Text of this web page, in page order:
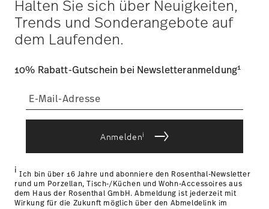
Halten Sie sich über Neuigkeiten,
Trends und Sonderangebote auf
dem Laufenden.
10% Rabatt-Gutschein bei Newsletteranmeldung1
Anmeldeni
i Ich bin über 16 Jahre und abonniere den Rosenthal-Newsletter
rund um Porzellan, Tisch-/Küchen und Wohn-Accessoires aus
dem Haus der Rosenthal GmbH. Abmeldung ist jederzeit mit
Wirkung für die Zukunft möglich über den Abmeldelink im